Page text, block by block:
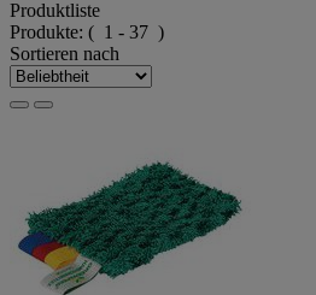
Produktliste
Produkte: ( 1 - 37 )
Sortieren nach